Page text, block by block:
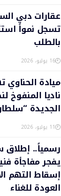
عقارات دبي
تسجل نمواً
بالطلب
16 يوليو، 2026
ميادة الحناوي
ناديا المنفوخ
الجديدة
11 يوليو، 2026
رسمياً..
يفجر مفاجأة
إسقاط التهم
العودة للغناء